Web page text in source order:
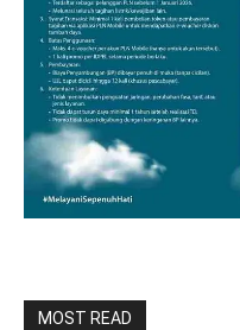
MOST READ